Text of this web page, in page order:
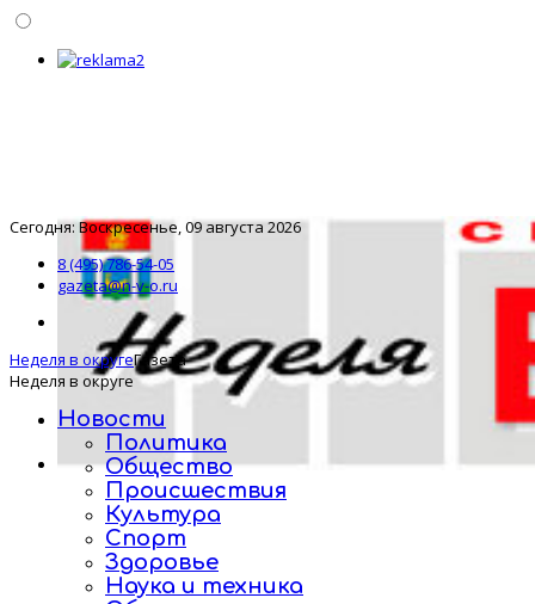
Сегодня: Воскресенье, 09 августа 2026
8 (495) 786-54-05
gazeta@n-v-o.ru
Неделя в округеГазета
Неделя в округе
Новости
Политика
Общество
Происшествия
Культура
Спорт
Здоровье
Наука и техника